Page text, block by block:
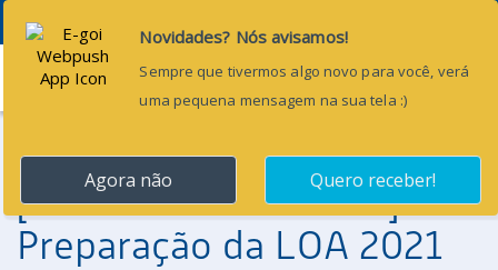
Menu
21 de agosto de 2020
[Dica de Curso Online]
Preparação da LOA 2021